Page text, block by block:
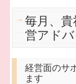
交通案内
お問合せ
経営理念
毎月、
営アド
経営面のサ
ます